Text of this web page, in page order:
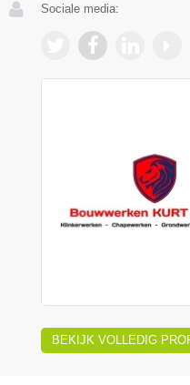
Sociale media:
BEKIJK VOLLEDIG